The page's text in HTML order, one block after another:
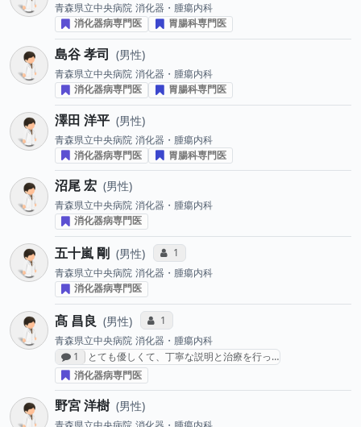
青森県立中央病院 消化器・腫瘍内科
消化器病専門医
胃腸科専門医
島谷 孝司 男性
青森県立中央病院 消化器・腫瘍内科
消化器病専門医
胃腸科専門医
澤田 洋平 男性
青森県立中央病院 消化器・腫瘍内科
消化器病専門医
胃腸科専門医
沼尾 宏 男性
青森県立中央病院 消化器・腫瘍内科
消化器病専門医
五十嵐 剛 男性 コミュニケーション・タイプ投票数
1
青森県立中央病院 消化器・腫瘍内科
消化器病専門医
髙 昌良 男性 コミュニケーション・タイプ投票数
1
青森県立中央病院 消化器・腫瘍内科
感想投稿数
1
とても優しくて、丁寧な説明と治療を行っ…
消化器病専門医
野宮 洋樹 男性